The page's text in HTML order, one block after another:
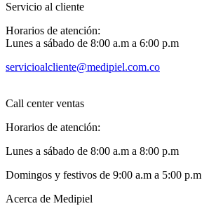
Servicio al cliente
Horarios de atención:
Lunes a sábado de 8:00 a.m a 6:00 p.m
servicioalcliente@medipiel.com.co
Call center ventas
Horarios de atención:
Lunes a sábado de 8:00 a.m a 8:00 p.m
Domingos y festivos de 9:00 a.m a 5:00 p.m
Acerca de Medipiel